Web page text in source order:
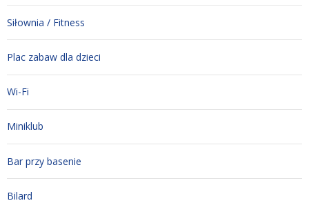
Siłownia / Fitness
Plac zabaw dla dzieci
Wi-Fi
Miniklub
Bar przy basenie
Bilard